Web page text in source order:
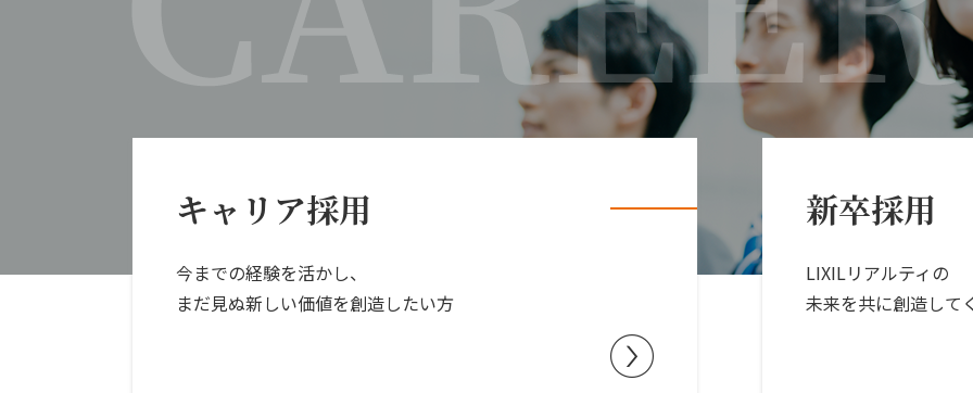
キャリア採用
今までの経験を活かし、
まだ見ぬ新しい価値を創造したい方
新卒採用
LIXILリアルティの
未来を共に創造して